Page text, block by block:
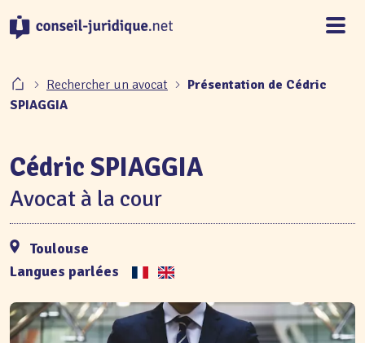
Rechercher un avocat
Présentation de Cédric
SPIAGGIA
Cédric SPIAGGIA
Avocat à la cour
Toulouse
Langues parlées